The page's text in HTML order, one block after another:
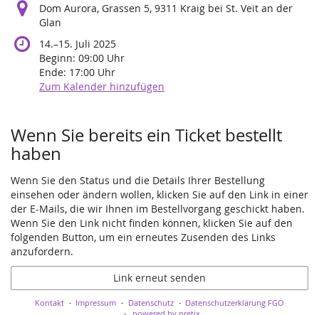
Dom Aurora, Grassen 5, 9311 Kraig bei St. Veit an der
Glan
14.–bis
15. Juli 2025
Beginn: 09:00 Uhr
Ende: 17:00 Uhr
Zum Kalender hinzufügen
Wenn Sie bereits ein Ticket bestellt
haben
Wenn Sie den Status und die Details Ihrer Bestellung
einsehen oder ändern wollen, klicken Sie auf den Link in einer
der E-Mails, die wir Ihnen im Bestellvorgang geschickt haben.
Wenn Sie den Link nicht finden können, klicken Sie auf den
folgenden Button, um ein erneutes Zusenden des Links
anzufordern.
Link erneut senden
Kontakt Impressum Datenschutz
Datenschutzerklärung FGÖ